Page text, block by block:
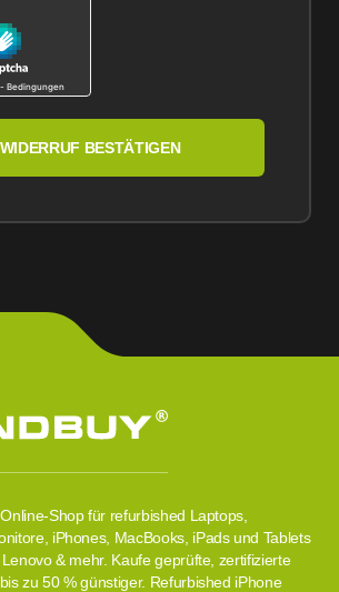
WIDERRUF BESTÄTIGEN
Shop für refurbished Laptops,
iPhones, MacBooks, iPads und Tablets
& mehr. Kaufe geprüfte, zertifizierte
zu 50 % günstiger. Refurbished iPhone